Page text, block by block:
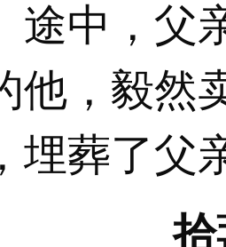
途中，父
他，毅然
埋葬了父
拾